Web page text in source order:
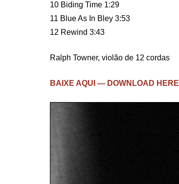
10 Biding Time 1:29
11 Blue As In Bley 3:53
12 Rewind 3:43
Ralph Towner, violão de 12 cordas
BAIXE AQUI — DOWNLOAD HERE